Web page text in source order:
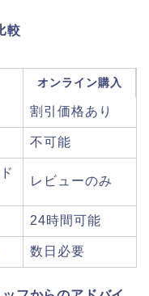
較
オンライン購入
割引価格あり
不可能
レビューのみ
24時間可能
数日必要